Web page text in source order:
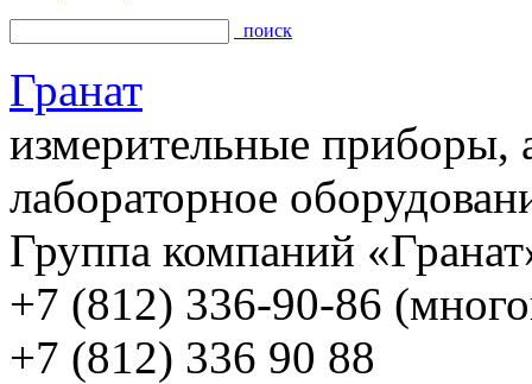
поиск
Гранат
измерительные приборы,
лабораторное
Группа компаний
+7 (812) 336-90-86
+7 (812) 336 90 88